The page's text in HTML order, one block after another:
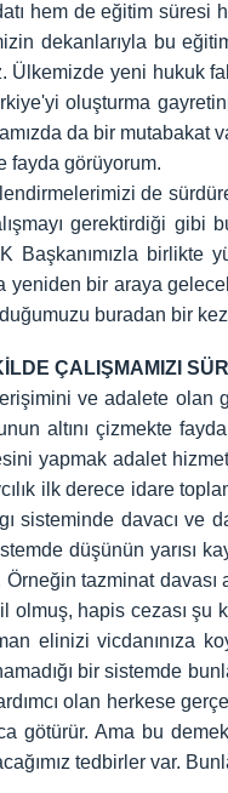
hem de eğitim süresi
dekanlarıyla bu
yeni hukuk
oluşturma
da bir mutabakat
fayda görüyorum.
de
gerektirdiği gibi
Başkanımızla
bir araya
buradan bir
ÇALIŞMAMIZI
erişimini ve adalete
altını çizmekte
yapmak adalet
ilk derece idare
sisteminde davacı ve
düşünün yarısı
tazminat
hapis cezası şu
elinizi vicdanınıza
bir sistemde
olan herkese
Ama bu demek
tedbirler var.